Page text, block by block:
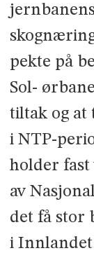
pekte på
Sol-
tiltak og
i NTP-
holder fast
av
det få stor
i